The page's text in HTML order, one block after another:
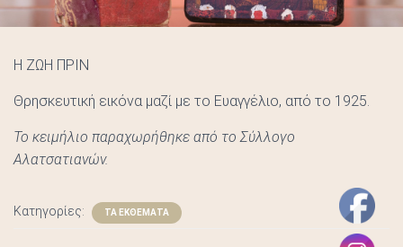
Λ
Ο
Η ΖΩΗ ΠΡΙΝ
Θρησκευτική εικόνα μαζί με το Ευαγγέλιο, από το 1925.
Το κειμήλιο παραχωρήθηκε από το Σύλλογο
Αλατσατιανών.
Κατηγορίες: ΤΑ ΕΚΘΕΜΑΤΑ